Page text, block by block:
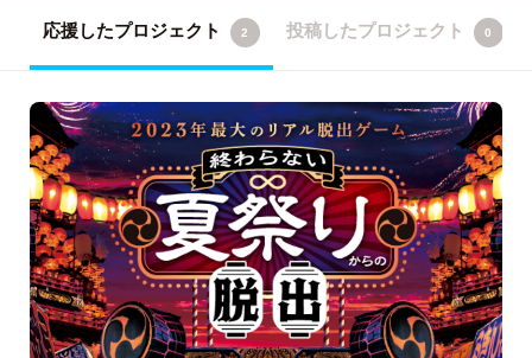
応援したプロジェクト 2 投稿したプロジェクト 0